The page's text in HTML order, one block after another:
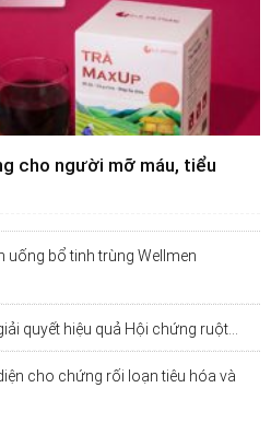
cho người mỡ máu, tiểu
uống bổ tinh trùng Wellmen
quyết hiệu quả Hội chứng ruột...
cho chứng rối loạn tiêu hóa và